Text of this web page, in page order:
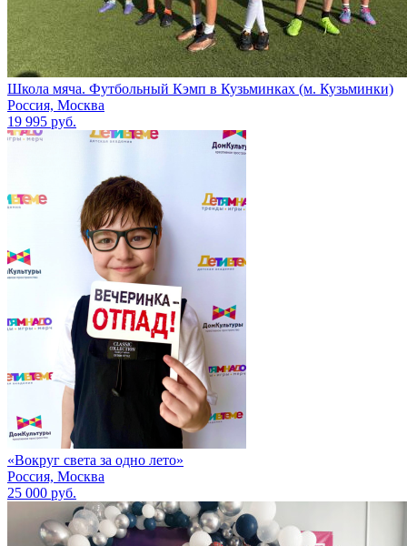
Школа мяча. Футбольный Кэмп в Кузьминках (м. Кузьминки)
Россия, Москва
19 995 руб.
«Вокруг света за одно лето»
Россия, Москва
25 000 руб.